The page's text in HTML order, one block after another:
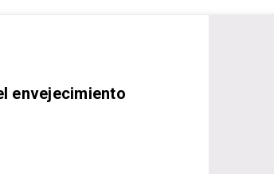
envejecimiento